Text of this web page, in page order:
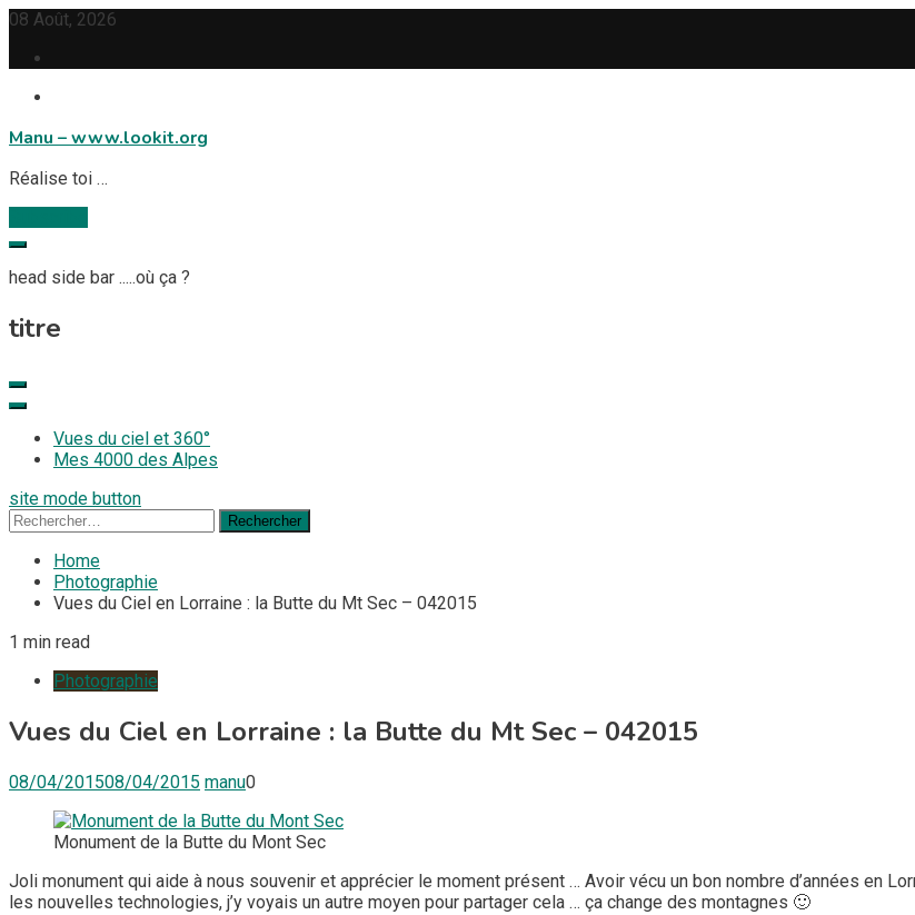
Skip
content
08 Août, 2026
Manu – www.lookit.org
Réalise toi …
head side bar .....où ça ?
titre
Vues du ciel et 360°
Mes 4000 des Alpes
site mode button
Rechercher :
Home
Photographie
Vues du Ciel en Lorraine : la Butte du Mt Sec – 042015
1 min read
Photographie
Vues du Ciel en Lorraine : la Butte du Mt Sec – 042015
08/04/201508/04/2015 manu0
Monument de la Butte du Mont Sec
Joli monument qui aide à nous souvenir et apprécier le moment présent … Avoir vécu un bon nombre d’années
les nouvelles technologies, j’y voyais un autre moyen pour partager cela … ça change des montagnes 🙂